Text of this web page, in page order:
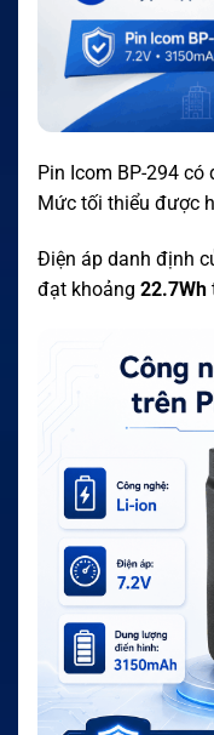
Pin Icom BP-294
Mức tối thiểu được
Điện áp danh định
đạt khoảng 22.7Wh